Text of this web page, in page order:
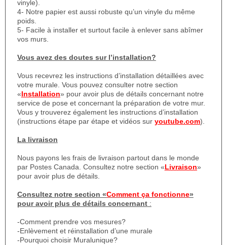
vinyle).
4- Notre papier est aussi robuste qu’un vinyle du même
poids.
5- Facile à installer et surtout facile à enlever sans abîmer
vos murs.
Vous avez des doutes sur l’installation?
Vous recevrez les instructions d’installation détaillées avec
votre murale. Vous pouvez consulter notre section
«Installation» pour avoir plus de détails concernant notre
service de pose et concernant la préparation de votre mur.
Vous y trouverez également les instructions d’installation
(instructions étape par étape et vidéos sur youtube.com).
La livraison
Nous payons les frais de livraison partout dans le monde
par Postes Canada. Consultez notre section «Livraison»
pour avoir plus de détails.
Consultez notre section «Comment ça fonctionne»
pour avoir plus de détails concernant:
-Comment prendre vos mesures?
-Enlèvement et réinstallation d’une murale
-Pourquoi choisir Muralunique?